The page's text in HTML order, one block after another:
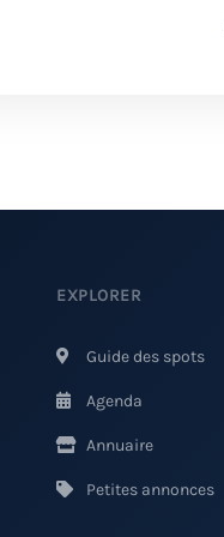
EXPLORER
Guide des spots
Agenda
Annuaire
Petites annonces